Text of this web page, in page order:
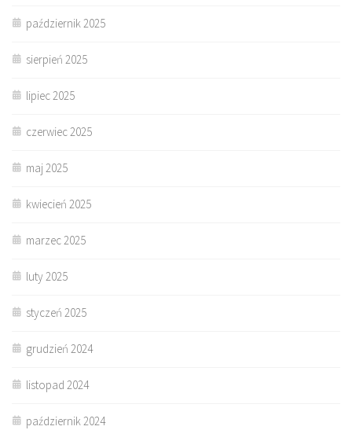
październik 2025
sierpień 2025
lipiec 2025
czerwiec 2025
maj 2025
kwiecień 2025
marzec 2025
luty 2025
styczeń 2025
grudzień 2024
listopad 2024
październik 2024